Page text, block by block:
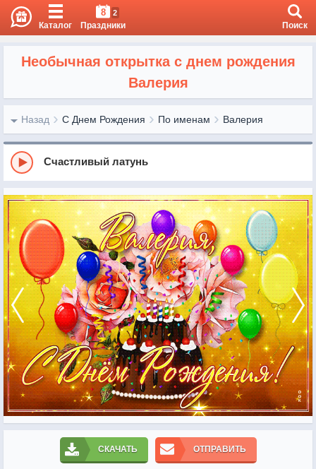
Каталог
8 2
Праздники Поиск
Необычная открытка с днем рождения
Валерия
Назад С Днем Рождения По именам Валерия
Счастливый латунь
СКАЧАТЬ ОТПРАВИТЬ